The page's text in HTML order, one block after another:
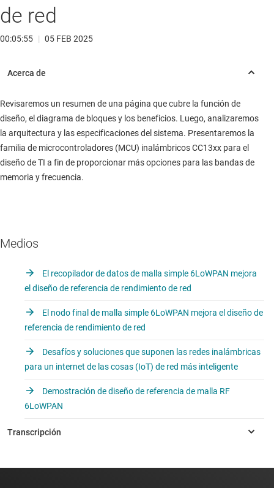
de red
00:05:55 | 05 FEB 2025
Revisaremos un resumen de una página que cubre la función de
diseño, el diagrama de bloques y los beneficios. Luego, analizaremos
la arquitectura y las especificaciones del sistema. Presentaremos la
familia de microcontroladores (MCU) inalámbricos CC13xx para el
diseño de TI a fin de proporcionar más opciones para las bandas de
memoria y frecuencia.
Medios
El recopilador de datos de malla simple 6LoWPAN mejora
el diseño de referencia de rendimiento de red
El nodo final de malla simple 6LoWPAN mejora el diseño de
referencia de rendimiento de red
Desafíos y soluciones que suponen las redes inalámbricas
para un internet de las cosas (IoT) de red más inteligente
Demostración de diseño de referencia de malla RF
6LoWPAN